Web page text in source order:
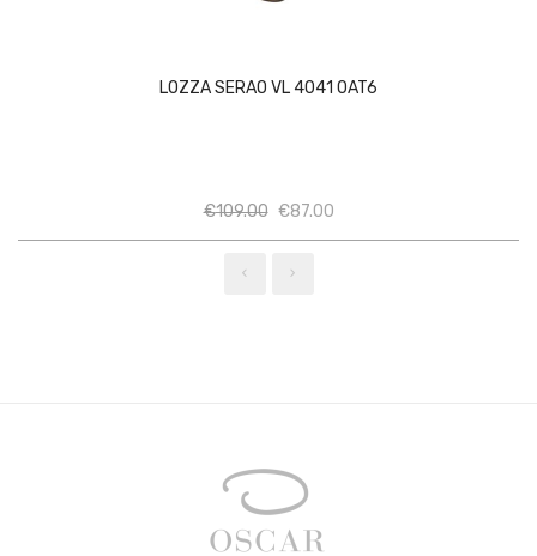
LOZZA SERAO VL 4041 0AT6
€109.00 Ποσότητα
€87.00Ποσότητα